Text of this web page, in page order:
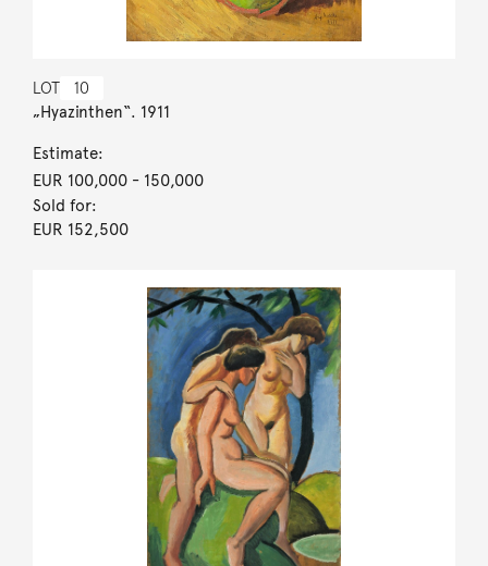
LOT 10
„Hyazinthen“. 1911
Estimate:
EUR 100,000- 150,000
Sold for:
EUR 152,500